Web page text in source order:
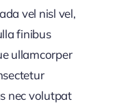
vel nisl vel,
finibus
ullamcorper
nec volutpat